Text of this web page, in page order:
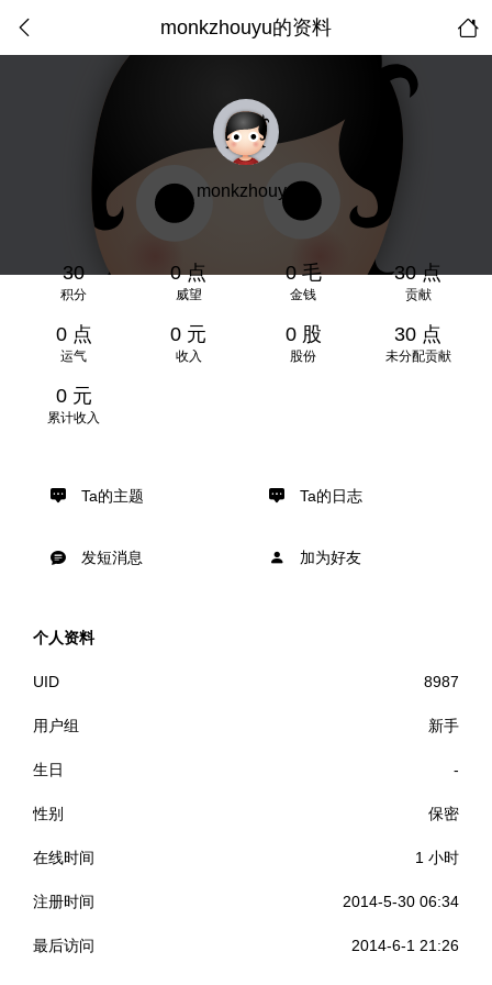
monkzhouyu的资料
monkzhouyu
30
积分
0 点
威望
0 毛
金钱
30 点
贡献
0 点
运气
0 元
收入
0 股
股份
30 点
未分配贡献
0 元
累计收入
Ta的主题 Ta的日志
发短消息 加为好友
个人资料
UID 8987
用户组 新手
生日 -
性别 保密
在线时间 1 小时
注册时间 2014-5-30 06:34
最后访问 2014-6-1 21:26